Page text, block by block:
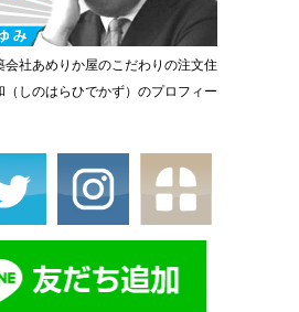
会社あめりか屋のこだわりの注文住
（しのはらひでかず）のプロフィー